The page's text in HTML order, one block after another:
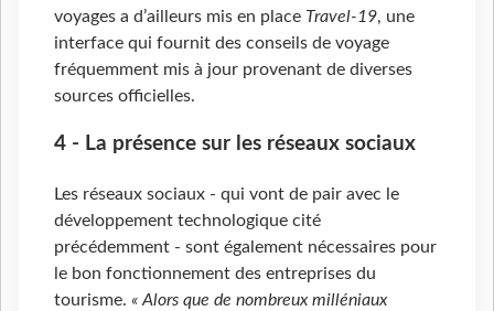
voyages a d’ailleurs mis en place Travel-19, une
interface qui fournit des conseils de voyage
fréquemment mis à jour provenant de diverses
sources officielles.
4 - La présence sur les réseaux sociaux
Les réseaux sociaux - qui vont de pair avec le
développement technologique cité
précédemment - sont également nécessaires pour
le bon fonctionnement des entreprises du
tourisme. « Alors que de nombreux milléniaux